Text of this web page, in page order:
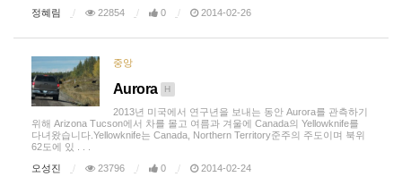
정혜림
22854 0 2014-02-26
중앙
Aurora H
2013년 미국에서 연구년을 보내는 동안 Aurora를 관측하기
위해 Arizona Tucson에서 차를 몰고 여름과 겨울에 Canada의 Yellowknife를
다녀왔습니다.Yellowknife는 Canada, Northern Territory준주의 주도이며 북위
62도에 있 . . .
오성진
23796 0 2014-02-24